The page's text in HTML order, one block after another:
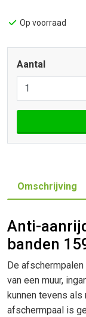
Op voorraad
Aantal
Omschrijving
Anti-
banden
De
van een muur,
kunnen tevens
afschermpaal is